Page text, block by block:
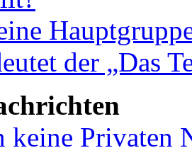
der „Das
keine Privaten